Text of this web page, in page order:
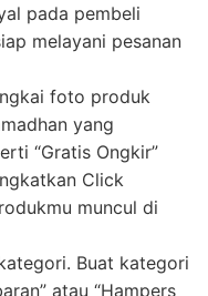
pada pembeli
melayani pesanan
foto produk
yang
“Gratis Ongkir”
Click
muncul di
Buat kategori
atau “Hampers